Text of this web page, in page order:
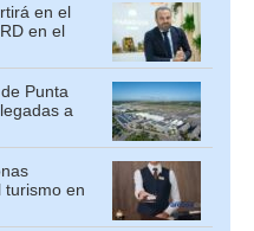
en el
en el
Punta
a
turismo en